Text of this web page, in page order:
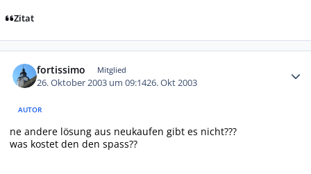
Zitat
fortissimo Mitglied
26. Oktober 2003 um 09:1426. Okt 2003
AUTOR
ne andere lösung aus neukaufen gibt es nicht???
was kostet den den spass??